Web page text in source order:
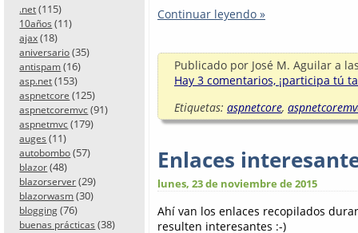
.net (115)
10años (11)
ajax (18)
aniversario (35)
antispam (16)
asp.net (153)
aspnetcore (125)
aspnetcoremvc (91)
aspnetmvc (179)
auges (11)
autobombo (57)
blazor (48)
blazorserver (29)
blazorwasm (30)
blogging (76)
buenas prácticas (38)
Continuar leyendo »
Publicado por José M. Aguilar a
Hay 3 comentarios, ¡participa tú
Etiquetas: aspnetcore,
Enlaces
lunes, 23 de noviembre de 2015
Ahí van los enlaces recopilados
resulten interesantes :-)